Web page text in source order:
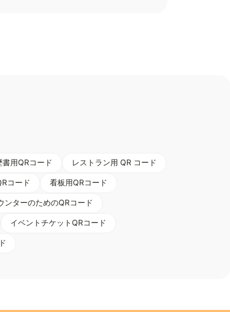
書用QRコード レストラン用 QR コード
コード 看板用QRコード
ンターのためのQRコード
イベントチケットQRコード